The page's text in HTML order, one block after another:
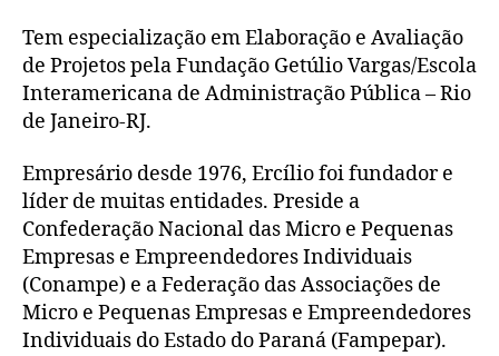
Tem especialização em Elaboração e Avaliação
de Projetos pela Fundação Getúlio Vargas/Escola
Interamericana de Administração Pública – Rio
de Janeiro-RJ.
Empresário desde 1976, Ercílio foi fundador e
líder de muitas entidades. Preside a
Confederação Nacional das Micro e Pequenas
Empresas e Empreendedores Individuais
(Conampe) e a Federação das Associações de
Micro e Pequenas Empresas e Empreendedores
Individuais do Estado do Paraná (Fampepar).